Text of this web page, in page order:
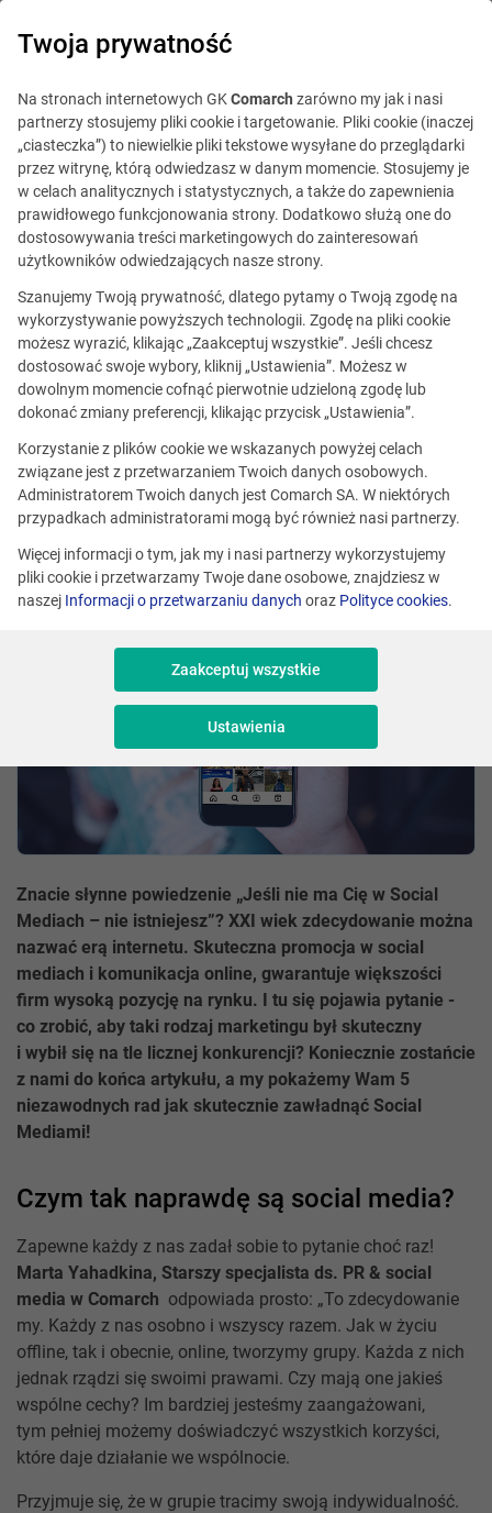
IT Board
Blog Poradnik
31 maja 2021
Skuteczna promocja w Social
Mediach? – Podajemy 5
sposobów!
Magdalena Baraniak
Udostępnij
Skomentuj
Znacie słynne powiedzenie „Jeśli nie ma Cię w Social
Mediach – nie istniejesz”? XXI wiek zdecydowanie można
nazwać erą internetu. Skuteczna promocja w social
mediach i komunikacja online, gwarantuje większości
firm wysoką pozycję na rynku. I tu się pojawia pytanie -
co zrobić, aby taki rodzaj marketingu był skuteczny
i wybił się na tle licznej konkurencji? Koniecznie zostańcie
z nami do końca artykułu, a my pokażemy Wam 5
niezawodnych rad jak skutecznie zawładnąć Social
Mediami!
Czym tak naprawdę są social media?
Zapewne każdy z nas zadał sobie to pytanie choć raz!
Marta Yahadkina, Starszy specjalista ds. PR & social
media w Comarch odpowiada prosto: „To zdecydowanie
my. Każdy z nas osobno i wszyscy razem. Jak w życiu
offline, tak i obecnie, online, tworzymy grupy. Każda z nich
jednak rządzi się swoimi prawami. Czy mają one jakieś
wspólne cechy? Im bardziej jesteśmy zaangażowani,
tym pełniej możemy doświadczyć wszystkich korzyści,
które daje działanie we wspólnocie.
Przyjmuje się, że w grupie tracimy swoją indywidualność.
Twoja prywatność
Na stronach internetowych GKComarch zarówno my jak i nasi
partnerzy stosujemy pliki cookie i targetowanie. Pliki cookie (inaczej
„ciasteczka”) to niewielkie pliki tekstowe wysyłane do przeglądarki
przez witrynę, którą odwiedzasz w danym momencie. Stosujemy je
w celach analitycznych i statystycznych, a także do zapewnienia
prawidłowego funkcjonowania strony. Dodatkowo służą one do
dostosowywania treści marketingowych do zainteresowań
użytkowników odwiedzających nasze strony.
Szanujemy Twoją prywatność, dlatego pytamy o Twoją zgodę na
wykorzystywanie powyższych technologii. Zgodę na pliki cookie
możesz wyrazić, klikając „Zaakceptuj wszystkie”. Jeśli chcesz
dostosować swoje wybory, kliknij „Ustawienia”. Możesz w
dowolnym momencie cofnąć pierwotnie udzieloną zgodę lub
dokonać zmiany preferencji, klikając przycisk „Ustawienia”.
Korzystanie z plików cookie we wskazanych powyżej celach
związane jest z przetwarzaniem Twoich danych osobowych.
Administratorem Twoich danych jest Comarch SA. W niektórych
przypadkach administratorami mogą być również nasi partnerzy.
Więcej informacji o tym, jak my i nasi partnerzy wykorzystujemy
pliki cookie i przetwarzamy Twoje dane osobowe, znajdziesz w
naszej Informacji o przetwarzaniu danych oraz Polityce cookies.
Zaakceptuj wszystkie
Ustawienia